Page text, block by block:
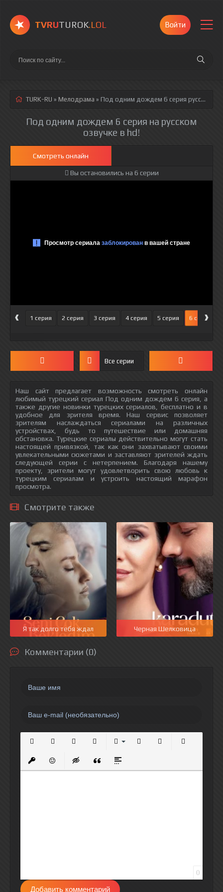
TVRUTUROK.LOL Войти
TURK-RU » Мелодрама » Под одним дождем 6 серия русская озвучка полностью смотреть онлайн!
Под одним дождем 6 серия на русском
озвучке в hd!
Смотреть онлайн
Вы остановились на 6 серии
‹ 1 серия 2 серия 3 серия 4 серия 5 серия 6 серия
›
Все серии
Наш сайт предлагает возможность смотреть онлайн
любимый турецкий сериал Под одним дождем 6 серия, а
также другие новинки турецких сериалов, бесплатно и в
удобное для зрителя время. Наш сервис позволяет
зрителям наслаждаться сериалами на различных
устройствах, будь то путешествие или домашняя
обстановка. Турецкие сериалы действительно могут стать
настоящей привязкой, так как они захватывают своими
увлекательными сюжетами и заставляют зрителей ждать
следующей серии с нетерпением. Благодаря нашему
проекту, зрители могут удовлетворить свою любовь к
турецким сериалам и устроить настоящий марафон
просмотра.
Смотрите также
Я так долго тебя ждал Черная Шелковица
Комментарии (0)
Вставить защищенную ссылку
Вставить смайлик
Вставка скрытого текста
Вставка цитаты
Вставка спойлера
0
Добавить комментарий